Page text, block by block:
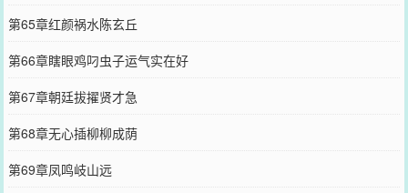
第65章红颜祸水陈玄丘
第66章瞎眼鸡叼虫子运气实在好
第67章朝廷拔擢贤才急
第68章无心插柳柳成荫
第69章凤鸣岐山远